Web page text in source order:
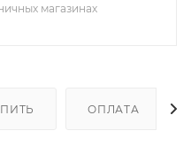
магазинах
ОПЛАТА